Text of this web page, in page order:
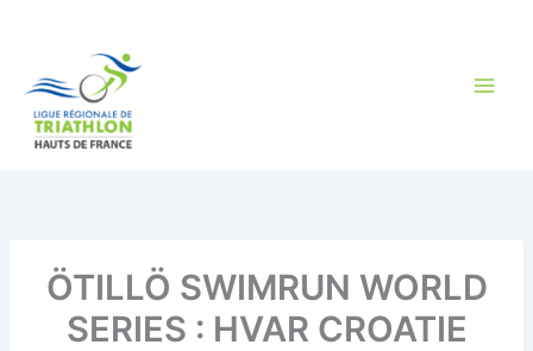
ÖTILLÖ SWIMRUN WORLD
SERIES : HVAR CROATIE